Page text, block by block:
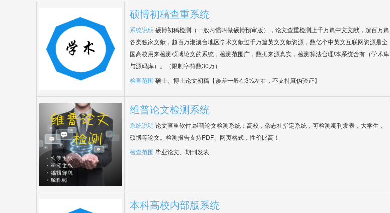
硕博初稿查重系统
系统说明 硕博初稿检测（一般习惯叫做硕博预审版），论文查重检测上千万篇中文文献，超百万篇
各类独家文献，超百万港澳台地区学术文献过千万篇英文文献资源，数亿个中英文互联网资源是全
国高校用来检测硕博论文的系统，检测范围广，数据来源真实，检测算法合理!本系统含有（学术库
与源码库）。（限制字符数30万）
检查范围 硕士、博士论文初稿【误差一般在3%左右，不支持真伪验证】
维普论文检测系统
系统说明 论文查重软件,维普论文检测系统：高校，杂志社指定系统，可检测期刊发表，大学生，
硕博等论文。检测报告支持PDF、网页格式，性价比高！
检查范围 毕业论文、期刊发表
本科高校内部版系统